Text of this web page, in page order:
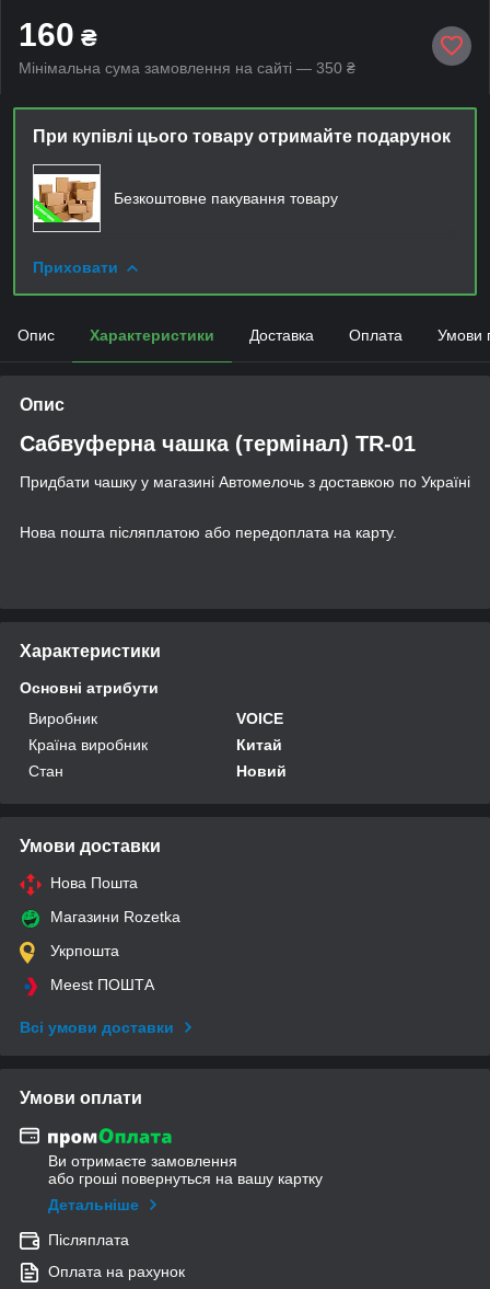
160 ₴
Мінімальна сума замовлення на сайті — 350 ₴
При купівлі цього товару отримайте подарунок
Безкоштовне пакування товару
Приховати
Опис Характеристики Доставка Оплата Умови
Опис
Сабвуферна чашка (термінал) TR-01
Придбати чашку у магазині Автомелочь з доставкою по Україні
Нова пошта післяплатою або передоплата на карту.
Характеристики
Основні атрибути
Виробник
VOICE
Країна виробник
Китай
Стан
Новий
Умови доставки
Нова Пошта
Магазини Rozetka
Укрпошта
Meest ПОШТА
Всі умови доставки
Умови оплати
Ви отримаєте замовлення
або гроші повернуться на вашу картку
Детальніше
Післяплата
Оплата на рахунок